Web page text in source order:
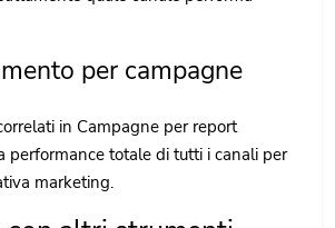
per campagne
in Campagne per report
performance totale di tutti i canali per
marketing.